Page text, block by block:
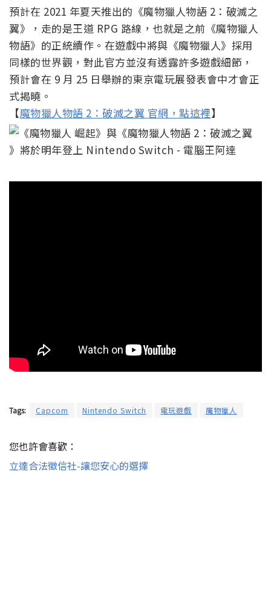
預計在 2021 年夏天推出的《魔物獵人物語 2：破滅之
翼》，走的是王道 RPG 路線，也就是之前《魔物獵人
物語》的正統續作。在遊戲中將與《魔物獵人》採用
同樣的世界觀，對此官方並沒有透露許多遊戲細節，
預計會在 9 月 25 日舉辦的東京電玩展發表會中才會正
式揭曉。
【魔物獵人物語 2：破滅之翼 官網，點這裡】
Tags: Capcom Nintendo Switch 電玩遊戲 魔物獵人
您也許會喜歡：
立達合法徵信社-讓您安心的選擇